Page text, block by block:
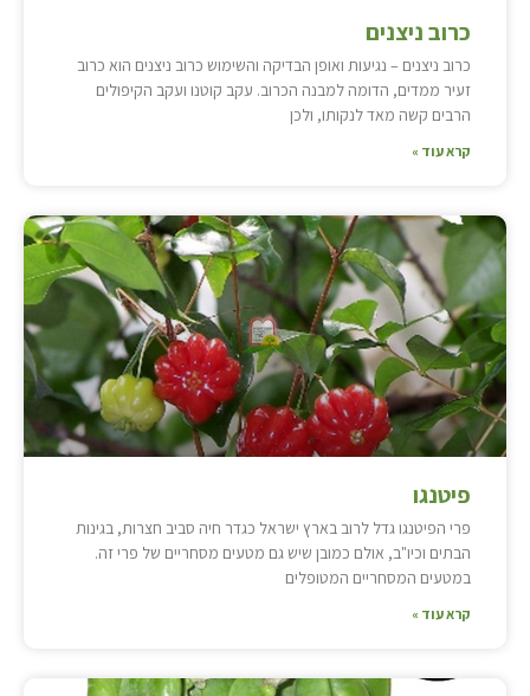
כרוב ניצנים
כרוב ניצנים – נגיעות ואופן הבדיקה והשימוש כרוב ניצנים הוא כרוב
זעיר ממדים, הדומה למבנה הכרוב. עקב קוטנו ועקב הקיפולים
הרבים קשה מאד לנקותו, ולכן
קרא עוד »
פיטנגו
פרי הפיטנגו גדל לרוב בארץ ישראל כגדר חיה סביב חצרות, בגינות
הבתים וכיו"ב, אולם כמובן שיש גם מטעים מסחריים של פרי זה.
במטעים המסחריים המטופלים
קרא עוד »